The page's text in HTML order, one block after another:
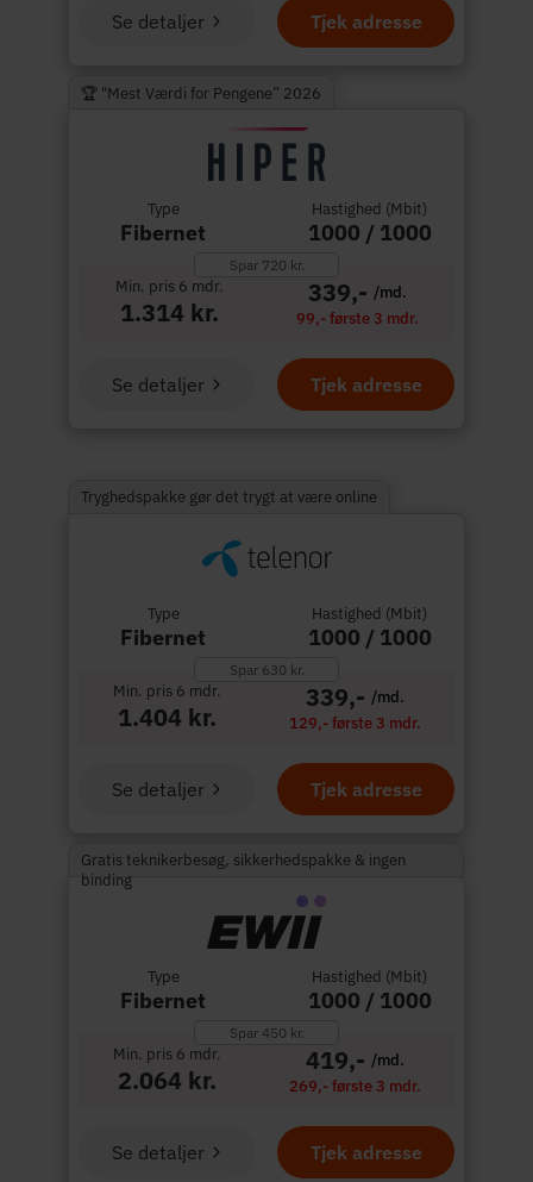
Tjek adresse
Se detaljer
🏆 "Mest Værdi for Pengene” 2026
Type
Fibernet
Hastighed (Mbit)
1000 / 1000
Spar 720 kr.
Min. pris 6 mdr.
1.314 kr.
339,- /md.
99,- første 3 mdr.
Tjek adresse
Se detaljer
Tryghedspakke gør det trygt at være online
Type
Fibernet
Hastighed (Mbit)
1000 / 1000
Spar 630 kr.
Min. pris 6 mdr.
1.404 kr.
339,- /md.
129,- første 3 mdr.
Tjek adresse
Se detaljer
Gratis teknikerbesøg, sikkerhedspakke & ingen
binding
Type
Fibernet
Hastighed (Mbit)
1000 / 1000
Spar 450 kr.
Min. pris 6 mdr.
2.064 kr.
419,- /md.
269,- første 3 mdr.
Tjek adresse
Se detaljer